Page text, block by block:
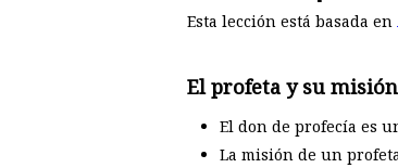
Hit enter to search or ESC to close
Esta lección está basada en
El profeta y su
El don de profecía es
La misión de un